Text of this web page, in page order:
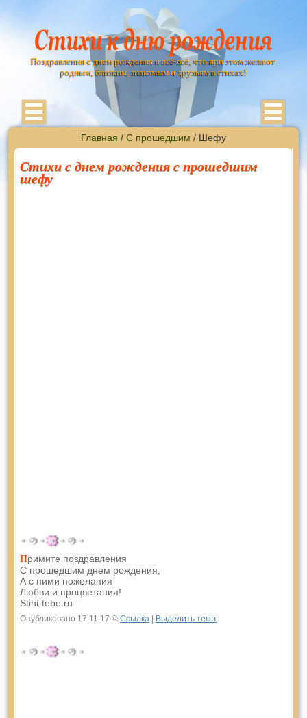
Поздравления с днем рождения и всё-всё, что при этом желают
родным, близким, знакомым и друзьям в стихах!
Главная / С прошедшим / Шефу
Стихи с днем рождения с прошедшим
шефу
Примите поздравления
С прошедшим днем рождения,
А с ними пожелания
Любви и процветания!
Stihi-tebe.ru
Опубликовано 17.11.17 © Ссылка| Выделить текст